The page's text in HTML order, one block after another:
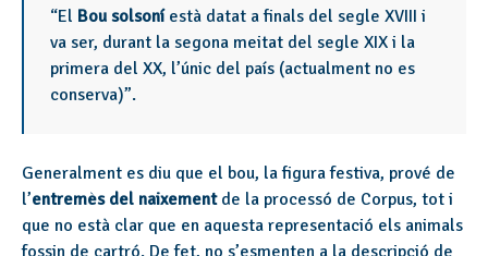
“El Bou solsoníestà datat a finals del segle XVIII i
va ser, durant la segona meitat del segle XIX i la
primera del XX, l’únic del país (actualment no es
conserva)”.
Generalment es diu que el bou, la figura festiva, prové de
l’entremès del naixementde la processó de Corpus, tot i
que no està clar que en aquesta representació els animals
fossin de cartró. De fet, no s’esmenten a la descripció de